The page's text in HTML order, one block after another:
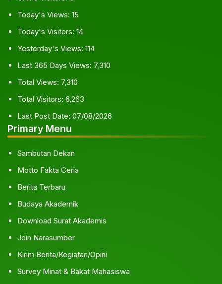
Today's Views: 15
Today's Visitors: 14
Yesterday's Views: 114
Last 365 Days Views: 7,310
Total Views: 7,310
Total Visitors: 6,263
Last Post Date: 07/08/2026
Primary Menu
Sambutan Dekan
Motto Fakta Ceria
Berita Terbaru
Budaya Akademik
Download Surat Akademis
Join Narasumber
Kirim Berita/Kegiatan/Opini
Survey Minat & Bakat Mahasiswa